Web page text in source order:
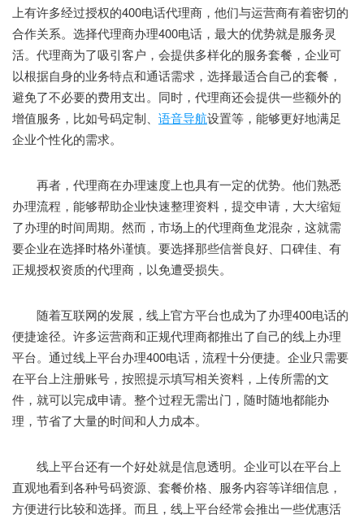
上有许多经过授权的400电话代理商，他们与运营商有着密切的
合作关系。选择代理商办理400电话，最大的优势就是服务灵
活。代理商为了吸引客户，会提供多样化的服务套餐，企业可
以根据自身的业务特点和通话需求，选择最适合自己的套餐，
避免了不必要的费用支出。同时，代理商还会提供一些额外的
增值服务，比如号码定制、 语音导航设置等，能够更好地满足
企业个性化的需求。
再者，代理商在办理速度上也具有一定的优势。他们熟悉
办理流程，能够帮助企业快速整理资料，提交申请，大大缩短
了办理的时间周期。然而，市场上的代理商鱼龙混杂，这就需
要企业在选择时格外谨慎。要选择那些信誉良好、口碑佳、有
正规授权资质的代理商，以免遭受损失。
随着互联网的发展，线上官方平台也成为了办理400电话的
便捷途径。许多运营商和正规代理商都推出了自己的线上办理
平台。通过线上平台办理400电话，流程十分便捷。企业只需要
在平台上注册账号，按照提示填写相关资料，上传所需的文
件，就可以完成申请。整个过程无需出门，随时随地都能办
理，节省了大量的时间和人力成本。
线上平台还有一个好处就是信息透明。企业可以在平台上
直观地看到各种号码资源、套餐价格、服务内容等详细信息，
方便进行比较和选择。而且，线上平台经常会推出一些优惠活